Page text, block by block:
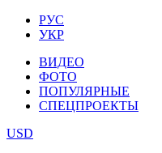
РУС
УКР
ВИДЕО
ФОТО
ПОПУЛЯРНЫЕ
СПЕЦПРОЕКТЫ
USD